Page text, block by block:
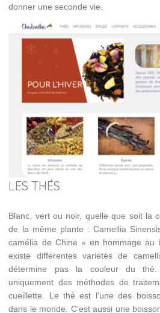
donner une seconde vie.
LES THÉS
Blanc, vert ou noir, quelle que soit la
de la même plante : Camellia
camélia de Chine » en hommage au
existe différentes variétés de
détermine pas la couleur du thé.
uniquement des méthodes de
cueillette. Le thé est l’une des
dans le monde. C’est aussi une